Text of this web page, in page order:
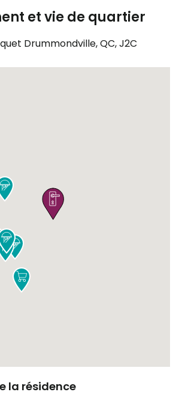
et vie de quartier
Drummondville, QC, J2C






la résidence